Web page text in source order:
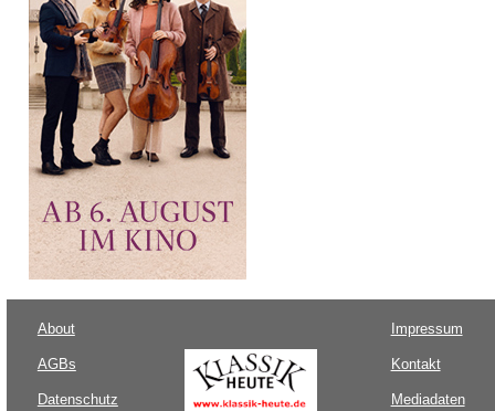
About
AGBs
Datenschutz
Impressum
Kontakt
Mediadaten